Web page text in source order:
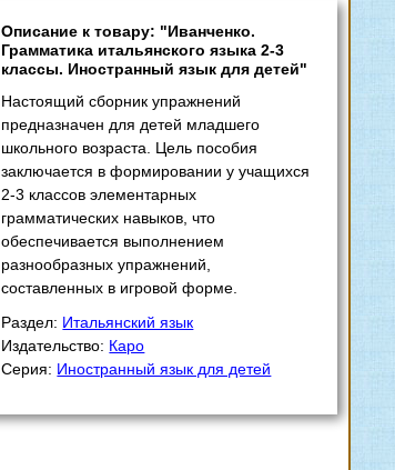
Описание к товару: "Иванченко.
Грамматика итальянского языка 2-3
классы. Иностранный язык для детей"
Настоящий сборник упражнений
предназначен для детей младшего
школьного возраста. Цель пособия
заключается в формировании у учащихся
2-3 классов элементарных
грамматических навыков, что
обеспечивается выполнением
разнообразных упражнений,
составленных в игровой форме.
Раздел: Итальянский язык
Издательство: Каро
Серия: Иностранный язык для детей